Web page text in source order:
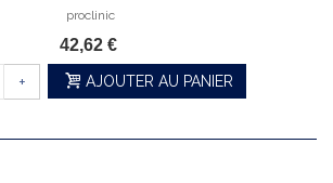
proclinic
42,62 €
+ AJOUTER AU PANIER